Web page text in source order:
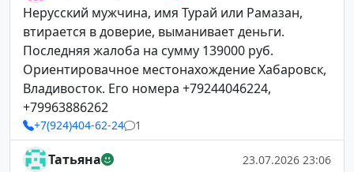
Нерусский мужчина, имя Турай или Рамазан,
втирается в доверие, выманивает деньги.
Последняя жалоба на сумму 139000 руб.
Ориентировачное местонахождение Хабаровск,
Владивосток. Его номера +79244046224,
+79963886262
+7(924)404-62-24 1
Татьяна 23.07.2026 23:06